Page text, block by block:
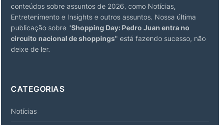
conteúdos sobre assuntos de 2026, como Notícias,
Entretenimento e Insights e outros assuntos. Nossa última
publicação sobre "Shopping Day: Pedro Juan entra no
circuito nacional de shoppings" está fazendo sucesso, não
deixe de ler.
CATEGORIAS
Notícias